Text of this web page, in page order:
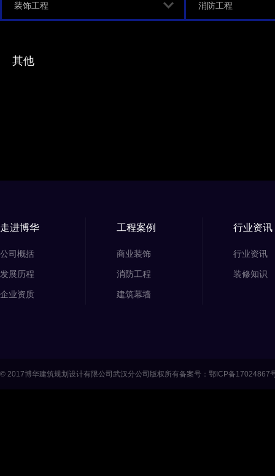
装饰工程 消防工程
其他
走进博华
公司概括
发展历程
企业资质
工程案例
商业装饰
消防工程
建筑幕墙
行业资讯
行业资讯
装修知识
© 2017博华建筑规划设计有限公司武汉分公司 版权所有备案号：鄂ICP备17024867